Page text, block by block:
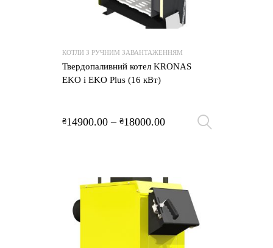
КОТЛИ З РУЧНИМ ЗАВАНТАЖЕННЯМ
Твердопаливний котел KRONAS
EKO і EKO Plus (16 кВт)
₴14900.00 – ₴18000.00